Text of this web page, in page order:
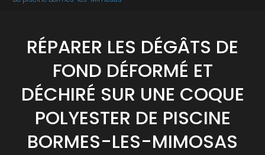
RÉPARER LES DÉGÂTS DE
FOND DÉFORMÉ ET
DÉCHIRÉ SUR UNE COQUE
POLYESTER DE PISCINE
BORMES-LES-MIMOSAS